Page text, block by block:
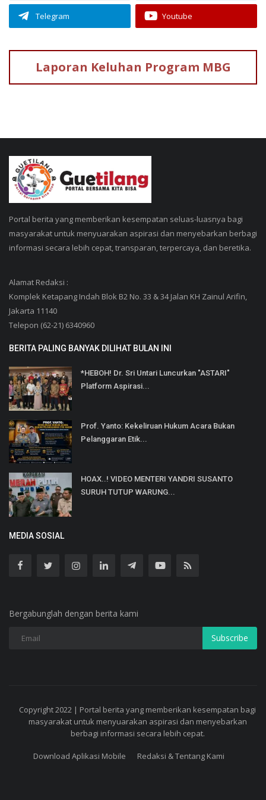
Telegram Youtube
Laporan Keluhan Program MBG
Portal berita yang memberikan kesempatan seluas-luasnya bagi
masyarakat untuk menyuarakan aspirasi dan menyebarkan berbagi
informasi secara lebih cepat, transparan, terpercaya, dan beretika.
Alamat Redaksi :
Komplek Ketapang Indah Blok B2 No. 33 & 34 Jalan KH Zainul Arifin,
Jakarta 11140
Telepon (62-21) 6340960
BERITA PALING BANYAK DILIHAT BULAN INI
*HEBOH! Dr. Sri Untari Luncurkan "ASTARI"
Platform Aspirasi...
Prof. Yanto: Kekeliruan Hukum Acara Bukan
Pelanggaran Etik...
HOAX..! VIDEO MENTERI YANDRI SUSANTO
SURUH TUTUP WARUNG...
MEDIA SOSIAL
Bergabunglah dengan berita kami
Subscribe
Copyright 2022 | Portal berita yang memberikan kesempatan bagi
masyarakat untuk menyuarakan aspirasi dan menyebarkan
berbagi informasi secara lebih cepat.
Download Aplikasi Mobile Redaksi & Tentang Kami